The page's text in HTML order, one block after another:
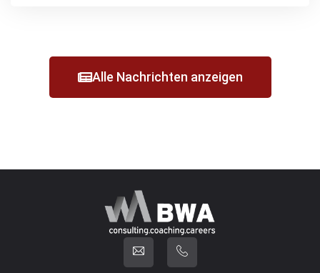
Alle Nachrichten anzeigen